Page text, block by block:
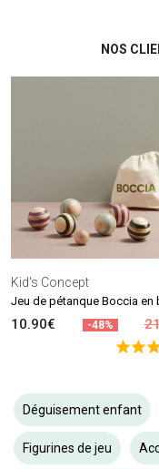
NOS
Kid's Concept
Jeu de pétanque Boccia en
10.90€ -48%
Déguisement enfant
Figurines de jeu